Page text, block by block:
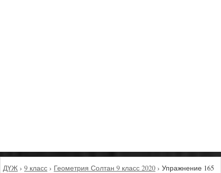
ДҮЖ › 9 класс › Геометрия Солтан 9 класс 2020 › Упражнение 165